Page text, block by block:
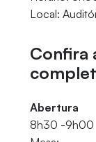
Local:
Confira
Abertura
8h30 -9h00